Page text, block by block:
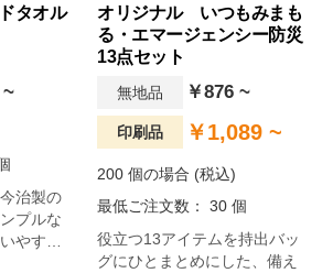
タオル
~
治製の
プルな
やす
オリジナル いつもみまも
る・エマージェンシー防災
13点セット
無地品 ￥876 ~
印刷品 ￥1,089 ~
200 個の場合 (税込)
最低ご注文数： 30 個
役立つ13アイテムを持出バッ
グにひとまとめにした、備え